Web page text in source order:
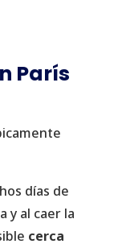
París
días de
y al caer la
cerca